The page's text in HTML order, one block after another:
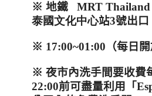
※ 地鐵 MRT
泰國文化中心站3號出口
※ 17:00~01:00 （每日
※ 夜市內洗手間要收費
22:00前可盡量利用「